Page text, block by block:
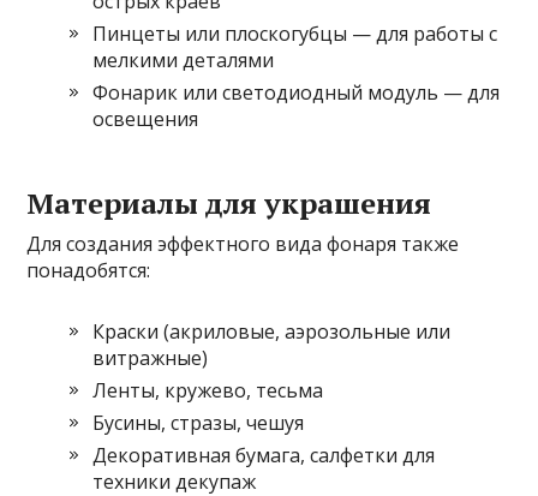
Пинцеты или плоскогубцы — для работы с
мелкими деталями
Фонарик или светодиодный модуль — для
освещения
Материалы для украшения
Для создания эффектного вида фонаря также
понадобятся:
Краски (акриловые, аэрозольные или
витражные)
Ленты, кружево, тесьма
Бусины, стразы, чешуя
Декоративная бумага, салфетки для
техники декупаж